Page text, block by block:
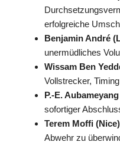
erfolgreiche
Benjamin André
unermüdliches
Wissam Ben
Vollstrecker,
P.-E.
sofortiger
Terem Moffi (Nice)
Abwehr zu